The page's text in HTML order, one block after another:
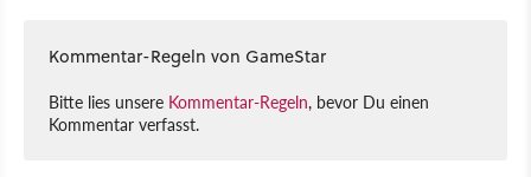
Kommentar-Regeln von GameStar
Bitte lies unsere Kommentar-Regeln, bevor Du einen
Kommentar verfasst.